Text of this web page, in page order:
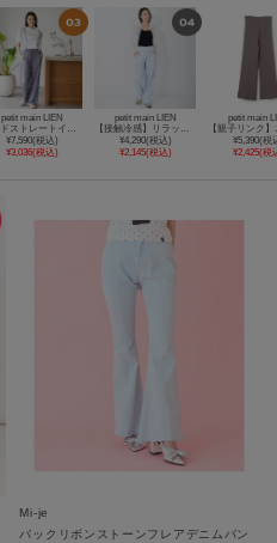
petit main LIEN
¥7,590(税込)
¥3,036(税込)
petit main LIEN
¥4,290(税込)
¥2,145(税込)
petit main
¥5,390(税
¥2,425(税
Mi-je
バックリボンストーンフレアデニムパン